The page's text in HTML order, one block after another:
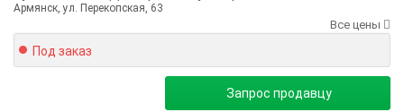
Армянск, ул. Перекопская, 63
Все цены
Под заказ
Запрос продавцу